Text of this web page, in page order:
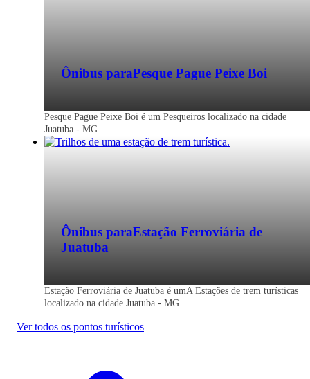
Ônibus paraPesque Pague Peixe Boi
Pesque Pague Peixe Boi é um Pesqueiros localizado na cidade
Juatuba - MG.
Ônibus paraEstação Ferroviária de
Juatuba
Estação Ferroviária de Juatuba é umA Estações de trem turísticas
localizado na cidade Juatuba - MG.
Ver todos os pontos turísticos